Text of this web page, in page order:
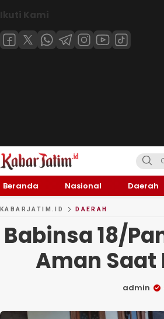
Ikuti Kami
KABARJATIM.id
Kabar Jawa timuran
Beranda Nasional Daerah
KABARJATIM.ID DAERAH
Babinsa 18/
Aman Saat
admin